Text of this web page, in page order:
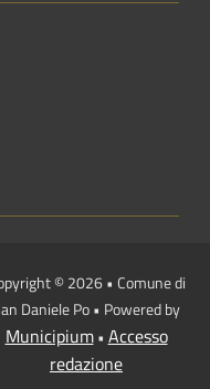
© 2026 • Comune di
Daniele Po • Powered by
Municipium• Accesso
redazione